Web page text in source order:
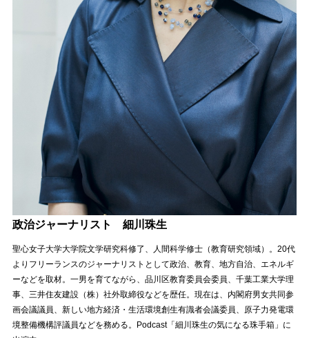
政治ジャーナリスト 細川珠生
聖心女子大学大学院文学研究科修了、人間科学修士（教育研究領域）。20代
よりフリーランスのジャーナリストとして政治、教育、地方自治、エネルギ
ーなどを取材。一男を育てながら、品川区教育委員会委員、千葉工業大学理
事、三井住友建設（株）社外取締役などを歴任。現在は、内閣府男女共同参
画会議議員、新しい地方経済・生活環境創生有識者会議委員、原子力発電環
境整備機構評議員などを務める。Podcast「細川珠生の気になる珠手箱」に